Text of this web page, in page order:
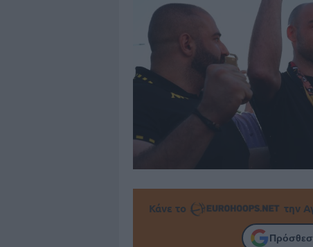
Κάνε το την